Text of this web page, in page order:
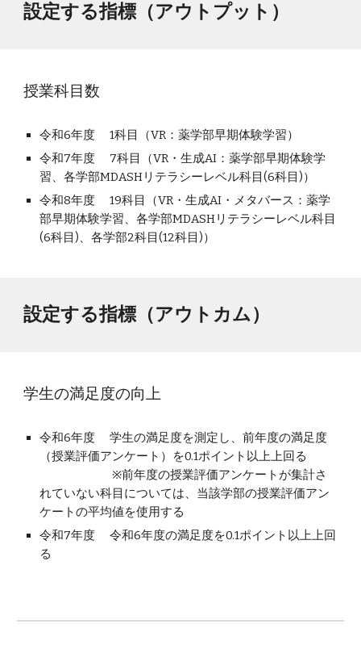
設定する指標（アウトプット）
授業科目数
令和6年度
1科目（VR：薬学部早期体験学習）
令和7年度 7科目（VR・生成AI：薬学部早期体験学
習、各学部MDASHリテラシーレベル科目(6科目)）
令和8年度 19科目（VR・生成AI・メタバース：薬学
部早期体験学習、各学部MDASHリテラシーレベル科目
(6科目)、各学部2科目(12科目)）
設定する指標（アウト カム）
学生の満足度の向上
令和6年度
学生の満足度を測定し、前年度の満足度
（授業評価アンケート）を0.1ポイント以上上回る
※前年度の授業評価アンケートが集計さ
れていない科目については、当該学部の授業評価アン
ケートの平均値を使用する
令和7年度
令和6年度の満足度を0.1ポイント以上上回
る